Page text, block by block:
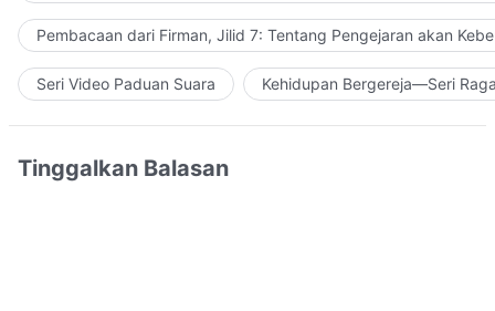
Pembacaan dari Firman, Jilid 7: Tentang Pengejaran akan
Seri Video Paduan Suara Kehidupan Bergereja—Seri
Tinggalkan Balasan